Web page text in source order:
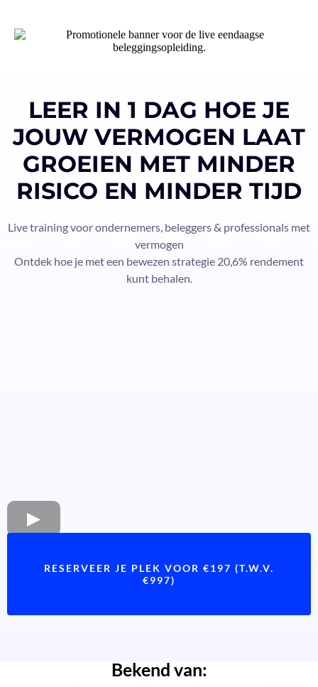
LEER IN 1 DAG HOE JE
JOUW VERMOGEN LAAT
GROEIEN MET MINDER
RISICO EN MINDER TIJD
Live training voor ondernemers, beleggers & professionals met
vermogen
Ontdek hoe je met een bewezen strategie 20,6% rendement
kunt behalen.
RESERVEER JE PLEK VOOR €197 (T.W.V.
€997)
Bekend van: